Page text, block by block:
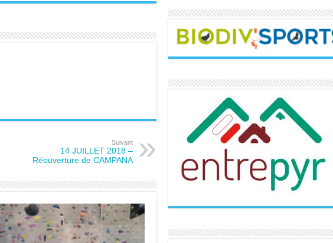
Suivant
14 JUILLET 2018 –
Réouverture de CAMPANA